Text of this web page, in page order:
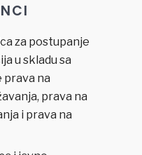
za postupanje
u skladu sa
na
prava na
i prava na